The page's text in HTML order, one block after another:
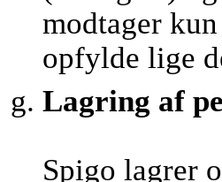
modtager
opfylde lige
Lagring af
Spigo lagrer